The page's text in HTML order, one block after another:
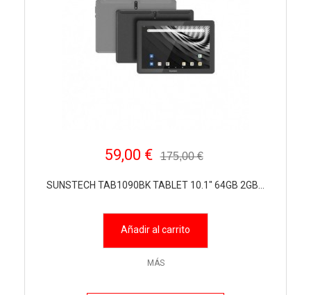
59,00 € 175,00 €
SUNSTECH TAB1090BK TABLET 10.1" 64GB 2GB...
Añadir al carrito
MÁS